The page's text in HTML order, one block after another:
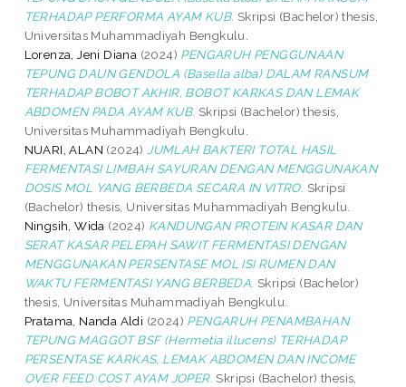
TERHADAP PERFORMA AYAM KUB. Skripsi (Bachelor) thesis,
Universitas Muhammadiyah Bengkulu.
Lorenza, Jeni Diana (2024) PENGARUH PENGGUNAAN
TEPUNG DAUN GENDOLA (Basella alba) DALAM RANSUM
TERHADAP BOBOT AKHIR, BOBOT KARKAS DAN LEMAK
ABDOMEN PADA AYAM KUB. Skripsi (Bachelor) thesis,
Universitas Muhammadiyah Bengkulu.
NUARI, ALAN (2024) JUMLAH BAKTERI TOTAL HASIL
FERMENTASI LIMBAH SAYURAN DENGAN MENGGUNAKAN
DOSIS MOL YANG BERBEDA SECARA IN VITRO. Skripsi
(Bachelor) thesis, Universitas Muhammadiyah Bengkulu.
Ningsih, Wida (2024) KANDUNGAN PROTEIN KASAR DAN
SERAT KASAR PELEPAH SAWIT FERMENTASI DENGAN
MENGGUNAKAN PERSENTASE MOL ISI RUMEN DAN
WAKTU FERMENTASI YANG BERBEDA. Skripsi (Bachelor)
thesis, Universitas Muhammadiyah Bengkulu.
Pratama, Nanda Aldi (2024) PENGARUH PENAMBAHAN
TEPUNG MAGGOT BSF (Hermetia illucens) TERHADAP
PERSENTASE KARKAS, LEMAK ABDOMEN DAN INCOME
OVER FEED COST AYAM JOPER. Skripsi (Bachelor) thesis,